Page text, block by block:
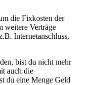
die Fixkosten der
weitere Verträge
Internetanschluss,
bist du nicht mehr
auch die
du eine Menge Geld